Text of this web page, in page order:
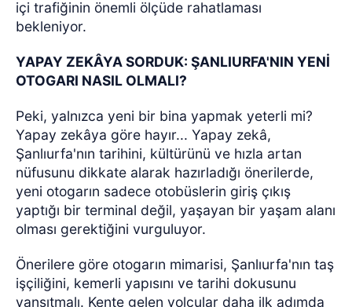
içi trafiğinin önemli ölçüde rahatlaması
bekleniyor.
YAPAY ZEKÂYA SORDUK: ŞANLIURFA'NIN YENİ
OTOGARI NASIL OLMALI?
Peki, yalnızca yeni bir bina yapmak yeterli mi?
Yapay zekâya göre hayır... Yapay zekâ,
Şanlıurfa'nın tarihini, kültürünü ve hızla artan
nüfusunu dikkate alarak hazırladığı önerilerde,
yeni otogarın sadece otobüslerin giriş çıkış
yaptığı bir terminal değil, yaşayan bir yaşam alanı
olması gerektiğini vurguluyor.
Önerilere göre otogarın mimarisi, Şanlıurfa'nın taş
işçiliğini, kemerli yapısını ve tarihi dokusunu
yansıtmalı. Kente gelen yolcular daha ilk adımda